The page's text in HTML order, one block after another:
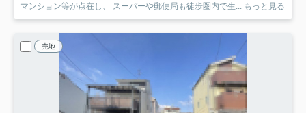
マンション等が点在し、 スーパーや郵便局も徒歩圏内で生... もっと見る
売地